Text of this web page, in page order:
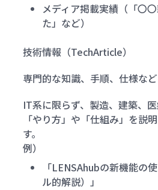
メディア掲載実績（「〇
た」など）
技術情報（TechArticle）
専門的な知識、手順、仕様な
IT系に限らず、製造、建築、
「やり方」や「仕組み」を説
す。
例）
「LENSAhubの新機能の
ル的解説）」